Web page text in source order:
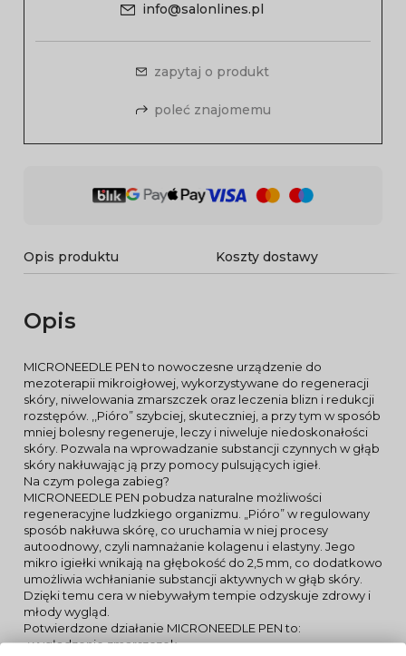
info@salonlines.pl
zapytaj o produkt
poleć znajomemu
Opis produktu Koszty dostawy
Opis
MICRONEEDLE PEN to nowoczesne urządzenie do
mezoterapii mikroigłowej, wykorzystywane do regeneracji
skóry, niwelowania zmarszczek oraz leczenia blizn i redukcji
rozstępów. ,,Pióro” szybciej, skuteczniej, a przy tym w sposób
mniej bolesny regeneruje, leczy i niweluje niedoskonałości
skóry. Pozwala na wprowadzanie substancji czynnych w głąb
skóry nakłuwając ją przy pomocy pulsujących igieł.
Na czym polega zabieg?
MICRONEEDLE PEN pobudza naturalne możliwości
regeneracyjne ludzkiego organizmu. „Pióro” w regulowany
sposób nakłuwa skórę, co uruchamia w niej procesy
autoodnowy, czyli namnażanie kolagenu i elastyny. Jego
mikro igiełki wnikają na głębokość do 2,5 mm, co dodatkowo
umożliwia wchłanianie substancji aktywnych w głąb skóry.
Dzięki temu cera w niebywałym tempie odzyskuje zdrowy i
młody wygląd.
Potwierdzone działanie MICRONEEDLE PEN to:
-wygładzenie zmarszczek